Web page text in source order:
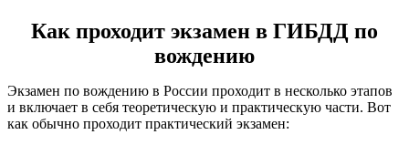
Как проходит экзамен в ГИБДД по
вождению
Экзамен по вождению в России проходит в несколько этапов
и включает в себя теоретическую и практическую части. Вот
как обычно проходит практический экзамен: